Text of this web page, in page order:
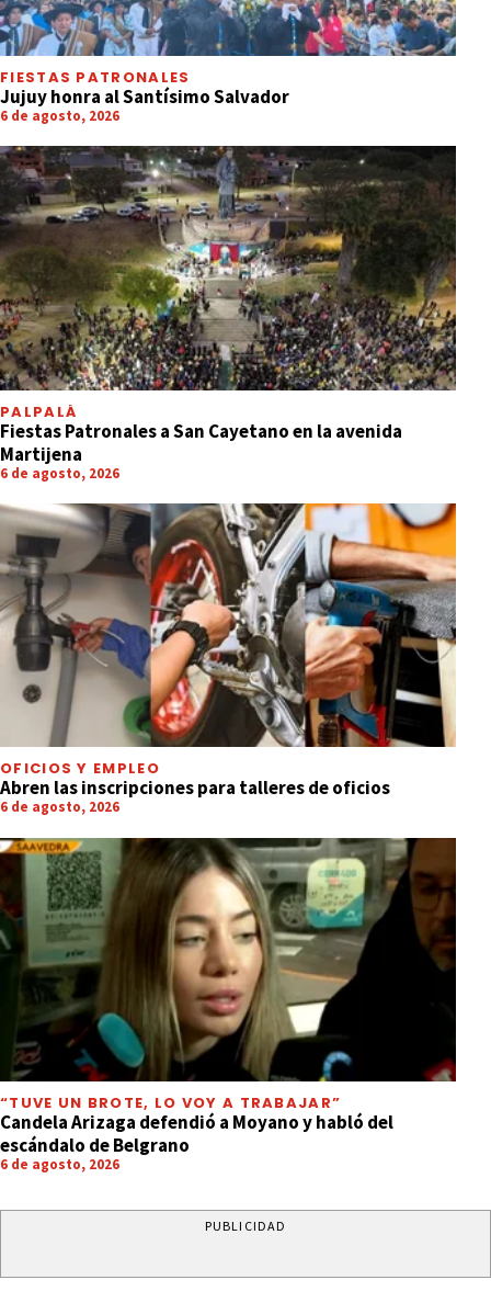
FIESTAS PATRONALES
Jujuy honra al Santísimo Salvador
6 de agosto, 2026
PALPALÁ
Fiestas Patronales a San Cayetano en la avenida
Martijena
6 de agosto, 2026
OFICIOS Y EMPLEO
Abren las inscripciones para talleres de oficios
6 de agosto, 2026
“TUVE UN BROTE, LO VOY A TRABAJAR”
Candela Arizaga defendió a Moyano y habló del
escándalo de Belgrano
6 de agosto, 2026
PUBLICIDAD